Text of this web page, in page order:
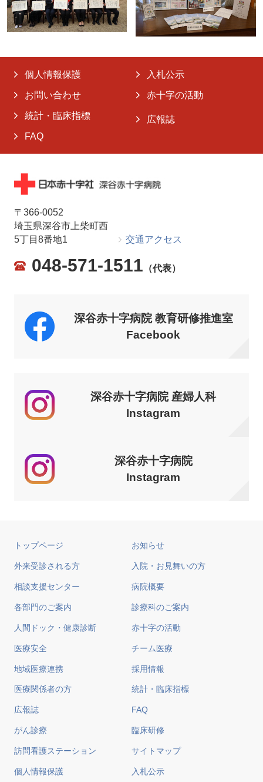
個人情報保護 入札公示
お問い合わせ 赤十字の活動
統計・臨床指標
広報誌
FAQ
〒366-0052
埼玉県深谷市上柴町西
5丁目8番地1
交通アクセス
048-571-1511 （代表）
深谷赤十字病院 教育研修推進室
Facebook
深谷赤十字病院 産婦人科
Instagram
深谷赤十字病院
Instagram
トップページ お知らせ
外来受診される方 入院・お見舞いの方
相談支援センター 病院概要
各部門のご案内 診療科のご案内
人間ドック・健康診断 赤十字の活動
医療安全 チーム医療
地域医療連携 採用情報
医療関係者の方 統計・臨床指標
広報誌 FAQ
がん診療 臨床研修
訪問看護ステーション サイトマップ
個人情報保護 入札公示